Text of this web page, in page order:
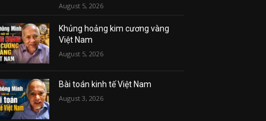
August 5, 2026
Khủng hoảng kim cương vàng
Việt Nam
August 5, 2026
Bài toán kinh tế Việt Nam
August 3, 2026